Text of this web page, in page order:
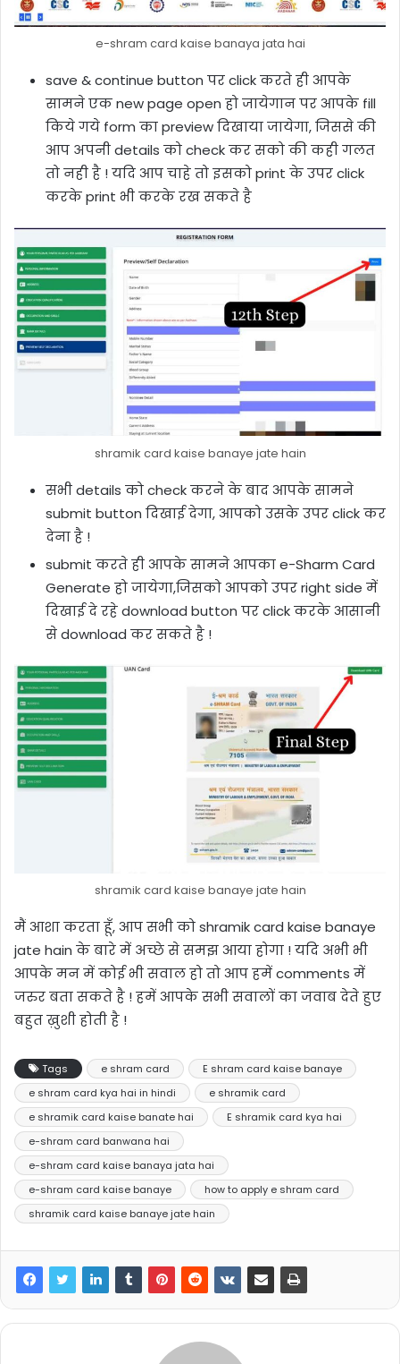
e-shram card kaise banaya jata hai
save & continue button पर click करते ही आपके
सामने एक new page open हो जायेगान पर आपके fill
किये गये form का preview दिखाया जायेगा, जिससे की
आप अपनी details को check कर सको की कही गलत
तो नही है ! यदि आप चाहे तो इसको print के उपर click
करके print भी करके रख सकते है
shramik card kaise banaye jate hain
सभी details को check करने के बाद आपके सामने
submit button दिखाई देगा, आपको उसके उपर click कर
देना है !
submit करते ही आपके सामने आपका e-Sharm Card
Generate हो जायेगा,जिसको आपको उपर right side में
दिखाई दे रहे download button पर click करके आसानी
से download कर सकते है !
shramik card kaise banaye jate hain
मैं आशा करता हूँ, आप सभी को shramik card kaise banaye
jate hain के बारे में अच्छे से समझ आया होगा ! यदि अभी भी
आपके मन में कोई भी सवाल हो तो आप हमें comments में
जरुर बता सकते है ! हमें आपके सभी सवालों का जवाब देते हुए
बहुत ख़ुशी होती है !
Tags e shram card
E shram card kaise banaye
e shram card kya hai in hindi
e shramik card
e shramik card kaise banate hai
E shramik card kya hai
e-shram card banwana hai
e-shram card kaise banaya jata hai
e-shram card kaise banaye
how to apply e shram card
shramik card kaise banaye jate hain